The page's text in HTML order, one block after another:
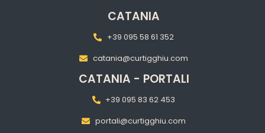
CATANIA
+39 095 58 61 352
catania@curtigghiu.com
CATANIA - PORTALI
+39 095 83 62 453
portali@curtigghiu.com